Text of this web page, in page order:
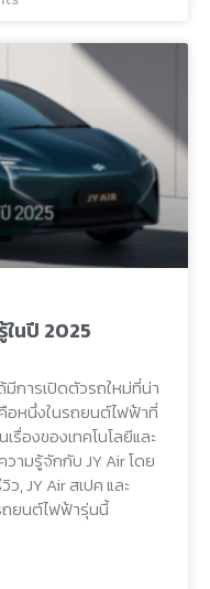
ในปี 2025
มีการเปิดตัวรถใหม่ที่น่า
อหนึ่งในรถยนต์ไฟฟ้าที่
รื่องของเทคโนโลยีและ
ามรู้จักกับ JY Air โดย
, JY Air สเปค และ
ถยนต์ไฟฟ้ารุ่นนี้